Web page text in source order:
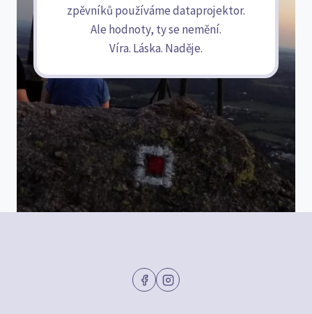
zpěvníků používáme dataprojektor.
Ale hodnoty, ty se nemění.
Víra. Láska. Naděje.